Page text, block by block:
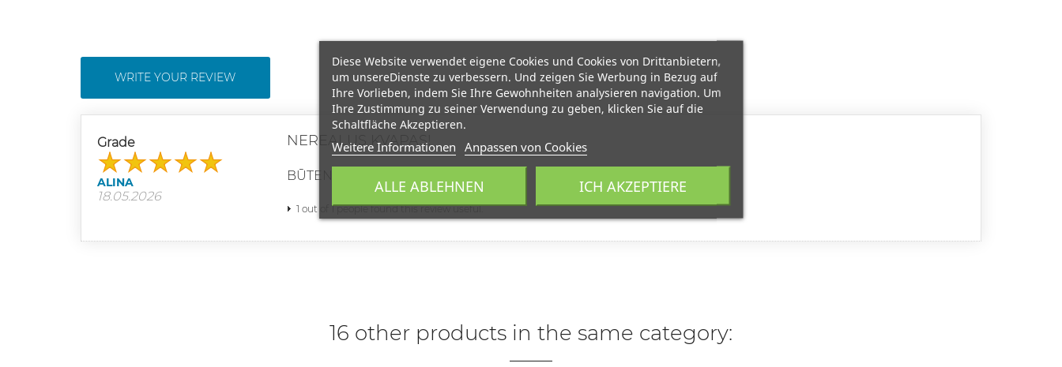
WRITE YOUR REVIEW
Grade
ALINA
18.05.2026
NEREALUS KVAPAS!
BŪTENT TAI, KO IR NORĖJAU!
1 out of 1 people found this review useful.
16 other products in the same category:
Diese Website verwendet eigene Cookies und Cookies von Drittanbietern,
um unsereDienste zu verbessern. Und zeigen Sie Werbung in Bezug auf
Ihre Vorlieben, indem Sie Ihre Gewohnheiten analysieren navigation. Um
Ihre Zustimmung zu seiner Verwendung zu geben, klicken Sie auf die
Schaltfläche Akzeptieren.
Weitere Informationen Anpassen von Cookies
ALLE ABLEHNEN ICH AKZEPTIERE